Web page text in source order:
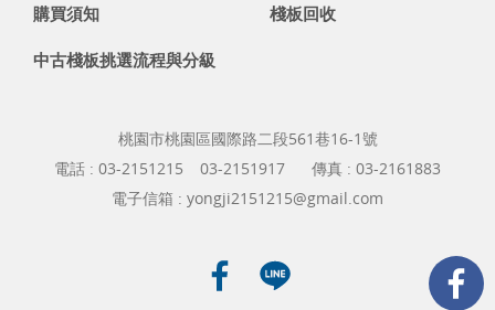
購買須知 棧板回收
中古棧板挑選流程與分級
桃園市桃園區國際路二段561巷16-1號
電話 : 03-2151215 03-2151917
傳真 : 03-2161883
電子信箱 : yongji2151215@gmail.com